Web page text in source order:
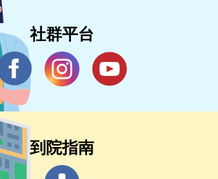
社群平台
到院指南